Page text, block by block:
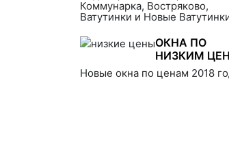
Коммунарка, Востряково,
Ватутинки и Новые
ОКНА ПО
НИЗКИМ
Новые окна по ценам 2018